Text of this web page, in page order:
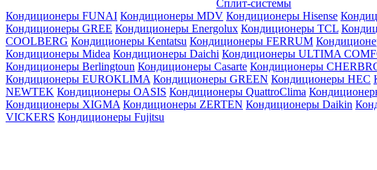
Сплит-системы
Кондиционеры FUNAI Кондиционеры MDV Кондиционеры Hisense
Кондиционеры GREE Кондиционеры Energolux Кондиционеры TCL
СOOLBERG Кондиционеры Kentatsu Кондиционеры FERRUM
Кондиционеры Midea Кондиционеры Daichi Кондиционеры ULTIMA
Кондиционеры Berlingtoun Кондиционеры Casarte Кондиционеры
Кондиционеры EUROKLIMA Кондиционеры GREEN Кондиционеры HEC
NEWTEK Кондиционеры OASIS Кондиционеры QuattroClima
Кондиционеры XIGMA Кондиционеры ZERTEN Кондиционеры Daikin
VICKERS Кондиционеры Fujitsu